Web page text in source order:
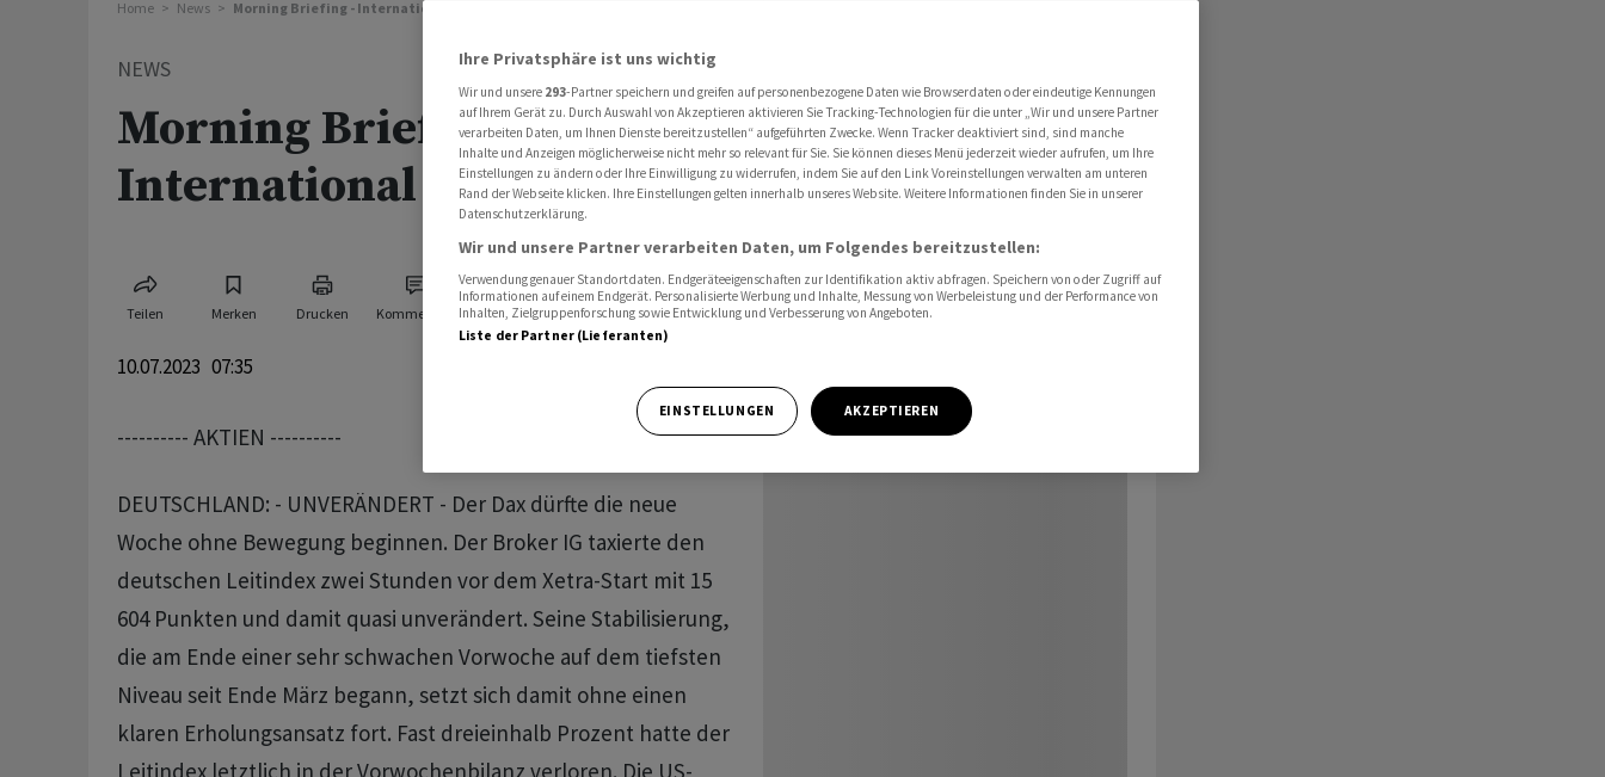
Home News Morning Briefing - International
NEWS
Morning Briefing -
International
Teilen Merken Drucken Kommentare
10.07.2023 07:35
---------- AKTIEN ----------
DEUTSCHLAND: - UNVERÄNDERT - Der Dax dürfte die neue
Woche ohne Bewegung beginnen. Der Broker IG taxierte den
deutschen Leitindex zwei Stunden vor dem Xetra-Start mit 15
604 Punkten und damit quasi unverändert. Seine Stabilisierung,
die am Ende einer sehr schwachen Vorwoche auf dem tiefsten
Niveau seit Ende März begann, setzt sich damit ohne einen
klaren Erholungsansatz fort. Fast dreieinhalb Prozent hatte der
Leitindex letztlich in der Vorwochenbilanz verloren. Die US-
Ihre Privatsphäre ist uns wichtig
Wir und unsere 293-Partner speichern und greifen auf personenbezogene Daten wie Browserdaten oder eindeutige Kennungen
auf Ihrem Gerät zu. Durch Auswahl von Akzeptieren aktivieren Sie Tracking-Technologien für die unter „Wir und unsere Partner
verarbeiten Daten, um Ihnen Dienste bereitzustellen“ aufgeführten Zwecke. Wenn Tracker deaktiviert sind, sind manche
Inhalte und Anzeigen möglicherweise nicht mehr so relevant für Sie. Sie können dieses Menü jederzeit wieder aufrufen, um Ihre
Einstellungen zu ändern oder Ihre Einwilligung zu widerrufen, indem Sie auf den Link Voreinstellungen verwalten am unteren
Rand der Webseite klicken. Ihre Einstellungen gelten innerhalb unseres Website. Weitere Informationen finden Sie in unserer
Datenschutzerklärung.
Wir und unsere Partner verarbeiten Daten, um Folgendes bereitzustellen:
Verwendung genauer Standortdaten. Endgeräteeigenschaften zur Identifikation aktiv abfragen. Speichern von oder Zugriff auf
Informationen auf einem Endgerät. Personalisierte Werbung und Inhalte, Messung von Werbeleistung und der Performance von
Inhalten, Zielgruppenforschung sowie Entwicklung und Verbesserung von Angeboten.
Liste der Partner (Lieferanten)
EINSTELLUNGEN AKZEPTIEREN